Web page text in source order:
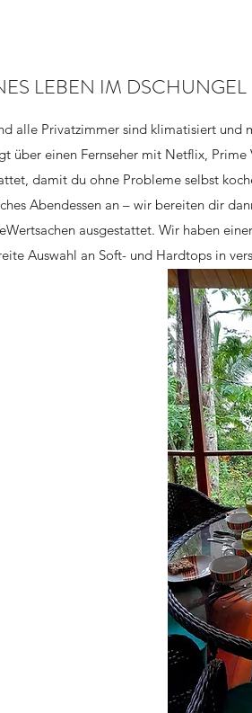
LEBEN IM DSCHUNGEL
alle Privatzimmer sind klimatisiert
über einen Fernseher mit Netflix,
damit du ohne Probleme selbst
Abendessen an – wir bereiten dir
ausgestattet. Wir haben
Auswahl an Soft- und Hardtops in